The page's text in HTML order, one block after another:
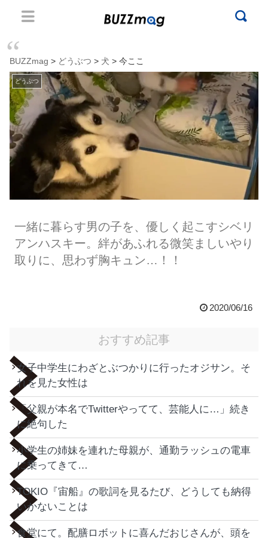
BUZZmag > どうぶつ > 犬 > 今ここ
どうぶつ
一緒に暮らす男の子を、優しく起こすシベリ
アンハスキー。絆があふれる微笑ましいやり
取りに、思わず胸キュン…！！
2020/06/16
おすすめ記事
女子中学生にわざとぶつかりに行ったオジサン。そ
れを見た女性は
「父親が本名でTwitterやってて、芸能人に…」続き
に絶句した
小学生の姉妹を連れた母親が、通勤ラッシュの電車
に乗ってきて…
TOKIO『宙船』の歌詞を見るたび、どうしても納得
いかないことは
食堂にて。配膳ロボットに喜んだおじさんが、頭を